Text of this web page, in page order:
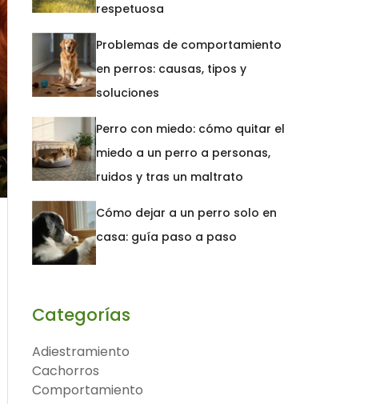
respetuosa
Problemas de comportamiento
en perros: causas, tipos y
soluciones
Perro con miedo: cómo quitar el
miedo a un perro a personas,
ruidos y tras un maltrato
Cómo dejar a un perro solo en
casa: guía paso a paso
Categorías
Adiestramiento
Cachorros
Comportamiento